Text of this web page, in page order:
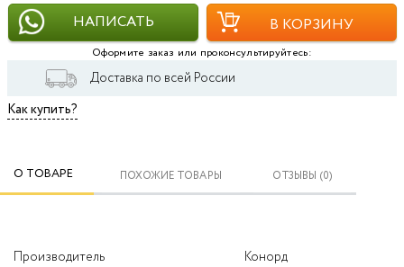
НАПИСАТЬ В КОРЗИНУ
Оформите заказ или проконсультируйтесь:
Доставка по всей России
Как купить?
О ТОВАРЕ ПОХОЖИЕ ТОВАРЫ ОТЗЫВЫ (0)
Производитель
Конорд